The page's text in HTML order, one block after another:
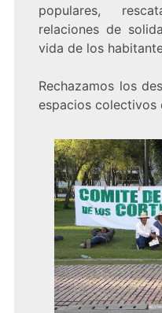
populares,
relaciones de
vida de los
Rechazamos los
espacios colectivos